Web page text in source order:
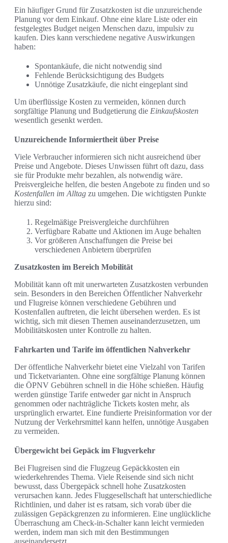
Ein häufiger Grund für Zusatzkosten ist die unzureichende
Planung vor dem Einkauf. Ohne eine klare Liste oder ein
festgelegtes Budget neigen Menschen dazu, impulsiv zu
kaufen. Dies kann verschiedene negative Auswirkungen
haben:
Spontankäufe, die nicht notwendig sind
Fehlende Berücksichtigung des Budgets
Unnötige Zusatzkäufe, die nicht eingeplant sind
Um überflüssige Kosten zu vermeiden, können durch
sorgfältige Planung und Budgetierung die Einkaufskosten
wesentlich gesenkt werden.
Unzureichende Informiertheit über Preise
Viele Verbraucher informieren sich nicht ausreichend über
Preise und Angebote. Dieses Unwissen führt oft dazu, dass
sie für Produkte mehr bezahlen, als notwendig wäre.
Preisvergleiche helfen, die besten Angebote zu finden und so
Kostenfallen im Alltag zu umgehen. Die wichtigsten Punkte
hierzu sind:
Regelmäßige Preisvergleiche durchführen
Verfügbare Rabatte und Aktionen im Auge behalten
Vor größeren Anschaffungen die Preise bei
verschiedenen Anbietern überprüfen
Zusatzkosten im Bereich Mobilität
Mobilität kann oft mit unerwarteten Zusatzkosten verbunden
sein. Besonders in den Bereichen Öffentlicher Nahverkehr
und Flugreise können verschiedene Gebühren und
Kostenfallen auftreten, die leicht übersehen werden. Es ist
wichtig, sich mit diesen Themen auseinanderzusetzen, um
Mobilitätskosten unter Kontrolle zu halten.
Fahrkarten und Tarife im öffentlichen Nahverkehr
Der öffentliche Nahverkehr bietet eine Vielzahl von Tarifen
und Ticketvarianten. Ohne eine sorgfältige Planung können
die ÖPNV Gebühren schnell in die Höhe schießen. Häufig
werden günstige Tarife entweder gar nicht in Anspruch
genommen oder nachträgliche Tickets kosten mehr, als
ursprünglich erwartet. Eine fundierte Preisinformation vor der
Nutzung der Verkehrsmittel kann helfen, unnötige Ausgaben
zu vermeiden.
Übergewicht bei Gepäck im Flugverkehr
Bei Flugreisen sind die Flugzeug Gepäckkosten ein
wiederkehrendes Thema. Viele Reisende sind sich nicht
bewusst, dass Übergepäck schnell hohe Zusatzkosten
verursachen kann. Jedes Fluggesellschaft hat unterschiedliche
Richtlinien, und daher ist es ratsam, sich vorab über die
zulässigen Gepäckgrenzen zu informieren. Eine unglückliche
Überraschung am Check-in-Schalter kann leicht vermieden
werden, indem man sich mit den Bestimmungen